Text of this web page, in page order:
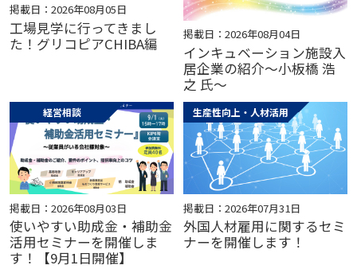
掲載日：2026年08月05日
工場見学に行ってきまし
た！グリコピアCHIBA編
掲載日：2026年08月04日
インキュベーション施設入
居企業の紹介～小板橋 浩
之 氏～
経営相談
掲載日：2026年08月03日
使いやすい助成金・補助金
活用セミナーを開催しま
す！【9月1日開催】
生産性向上・人材活用
掲載日：2026年07月31日
外国人材雇用に関するセミ
ナーを開催します！